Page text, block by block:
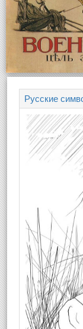
Русские